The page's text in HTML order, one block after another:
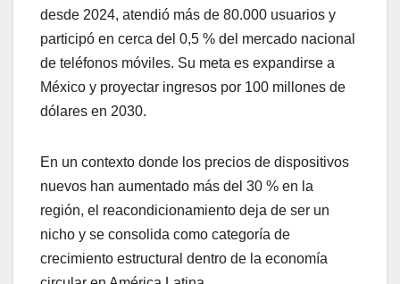
desde 2024, atendió más de 80.000 usuarios y
participó en cerca del 0,5 % del mercado nacional
de teléfonos móviles. Su meta es expandirse a
México y proyectar ingresos por 100 millones de
dólares en 2030.
En un contexto donde los precios de dispositivos
nuevos han aumentado más del 30 % en la
región, el reacondicionamiento deja de ser un
nicho y se consolida como categoría de
crecimiento estructural dentro de la economía